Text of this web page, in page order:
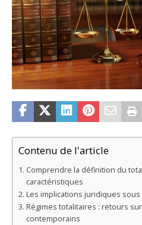
Contenu de l'article
Comprendre la définition du
caractéristiques
Les implications juridiques
Régimes totalitaires : retours
contemporains